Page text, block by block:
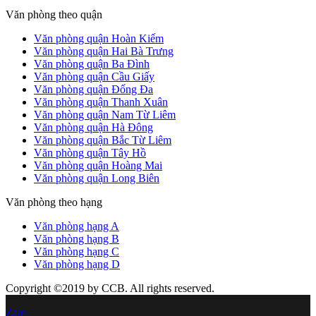
Văn phòng theo quận
Văn phòng quận Hoàn Kiếm
Văn phòng quận Hai Bà Trưng
Văn phòng quận Ba Đình
Văn phòng quận Cầu Giấy
Văn phòng quận Đống Đa
Văn phòng quận Thanh Xuân
Văn phòng quận Nam Từ Liêm
Văn phòng quận Hà Đông
Văn phòng quận Bắc Từ Liêm
Văn phòng quận Tây Hồ
Văn phòng quận Hoàng Mai
Văn phòng quận Long Biên
Văn phòng theo hạng
Văn phòng hạng A
Văn phòng hạng B
Văn phòng hạng C
Văn phòng hạng D
Copyright ©2019 by CCB. All rights reserved.
Zalo